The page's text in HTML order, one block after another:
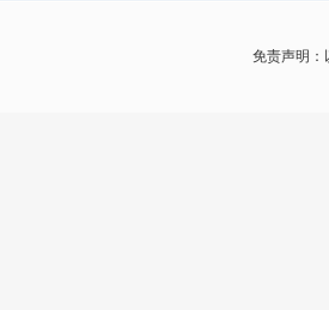
免责声明：